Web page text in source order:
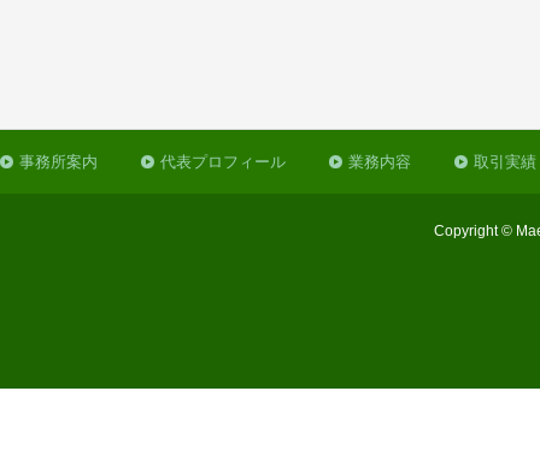
事務所案内 代表プロフィール 業務内容 取引実績
Copyright ©